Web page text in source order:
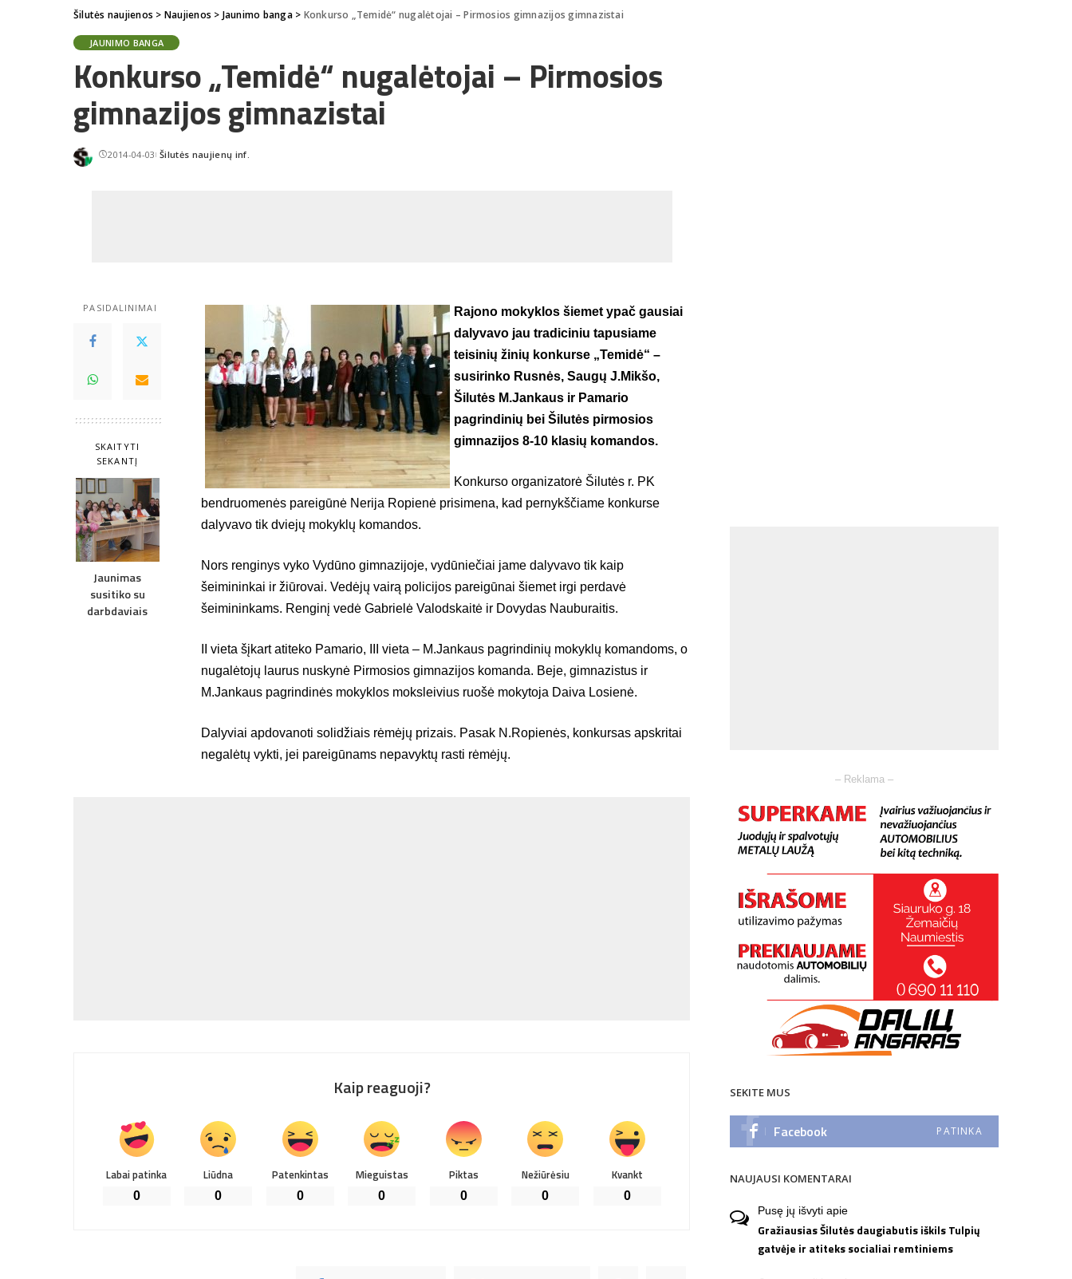
Šilutės naujienos > Naujienos > Jaunimo banga> Konkurso „Temidė“ nugalėtojai – Pirmosios gimnazijos gimnazistai
JAUNIMO BANGA
Konkurso „Temidė“ nugalėtojai – Pirmosios
gimnazijos gimnazistai
2014-04-03Posted
Šilutės naujienų inf.
PASIDALINIMAI
SKAITYTI
SEKANTĮ
Jaunimas
susitiko su
darbdaviais
Rajono mokyklos šiemet ypač gausiai
dalyvavo jau tradiciniu tapusiame
teisinių žinių konkurse „Temidė“ –
susirinko Rusnės, Saugų J.Mikšo,
Šilutės M.Jankaus ir Pamario
pagrindinių bei Šilutės pirmosios
gimnazijos 8-10 klasių komandos.
Konkurso organizatorė Šilutės r. PK
bendruomenės pareigūnė Nerija Ropienė prisimena, kad pernykščiame konkurse
dalyvavo tik dviejų mokyklų komandos.
Nors renginys vyko Vydūno gimnazijoje, vydūniečiai jame dalyvavo tik kaip
šeimininkai ir žiūrovai. Vedėjų vairą policijos pareigūnai šiemet irgi perdavė
šeimininkams. Renginį vedė Gabrielė Valodskaitė ir Dovydas Nauburaitis.
II vieta šįkart atiteko Pamario, III vieta – M.Jankaus pagrindinių mokyklų komandoms, o
nugalėtojų laurus nuskynė Pirmosios gimnazijos komanda. Beje, gimnazistus ir
M.Jankaus pagrindinės mokyklos moksleivius ruošė mokytoja Daiva Losienė.
Dalyviai apdovanoti solidžiais rėmėjų prizais. Pasak N.Ropienės, konkursas apskritai
negalėtų vykti, jei pareigūnams nepavyktų rasti rėmėjų.
Kaip reaguoji?
Labai patinka
0
Liūdna
0
Patenkintas
0
Mieguistas
0
Piktas
0
Nežiūrėsiu
0
Kvankt
0
– Reklama –
SEKITE MUS
Facebook PATINKA
NAUJAUSI KOMENTARAI
Pusę jų išvyti apie
Gražiausias Šilutės daugiabutis iškils Tulpių
gatvėje ir atiteks socialiai remtiniems